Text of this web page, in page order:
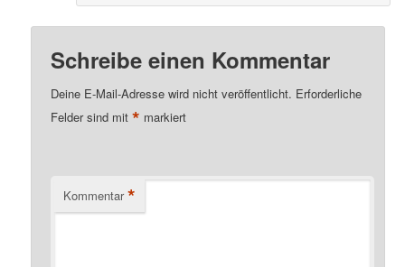
Schreibe einen Kommentar
Deine E-Mail-Adresse wird nicht veröffentlicht. Erforderliche
Felder sind mit* markiert
Kommentar *